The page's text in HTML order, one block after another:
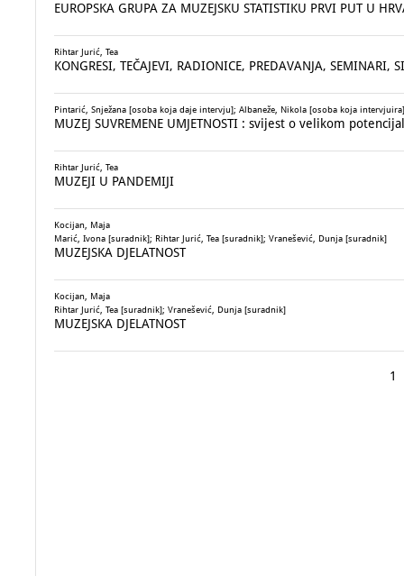
EUROPSKA GRUPA ZA MUZEJSKU STATISTIKU PRVI PUT U
Rihtar Jurić, Tea
KONGRESI, TEČAJEVI, RADIONICE, PREDAVANJA, SEMINARI,
Pintarić, Snježana [osoba koja daje intervju]; Albaneže, Nikola [osoba koja
MUZEJ SUVREMENE UMJETNOSTI : svijest o velikom
Rihtar Jurić, Tea
MUZEJI U PANDEMIJI
Kocijan, Maja
Marić, Ivona [suradnik]; Rihtar Jurić, Tea [suradnik]; Vranešević, Dunja [suradnik]
MUZEJSKA DJELATNOST
Kocijan, Maja
Rihtar Jurić, Tea [suradnik]; Vranešević, Dunja [suradnik]
MUZEJSKA DJELATNOST
1